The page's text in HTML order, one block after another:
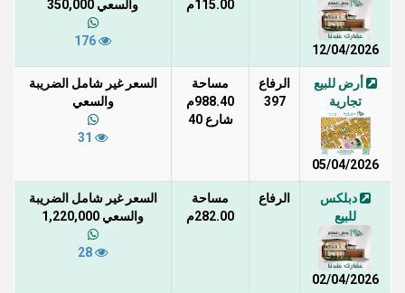
12/04/2026
115.00م
والسعي 350,000
أرض للبيع
تجارية
05/04/2026
الرفاع
397
مساحة
988.40م
شارع 40
السعر غير شامل الضريبة
والسعي
دبلكس
للبيع
02/04/2026
الرفاع
مساحة
282.00م
السعر غير شامل الضريبة
والسعي 1,220,000